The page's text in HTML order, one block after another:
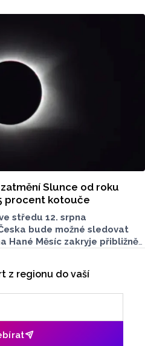
příroda jen poškodí, chodník
nutný.
Slunce od roku
procent kotouče
středu 12. srpna
bude možné sledovat
Hané Měsíc zakryje přibližně
1999. Důležité ale bude
chránit zrak. Více povědel
Kobzou.
z regionu do vaší